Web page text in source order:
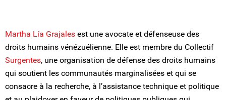
Martha Lía Grajales est une avocate et défenseuse des
droits humains vénézuélienne. Elle est membre du Collectif
Surgentes, une organisation de défense des droits humains
qui soutient les communautés marginalisées et qui se
consacre à la recherche, à l’assistance technique et politique